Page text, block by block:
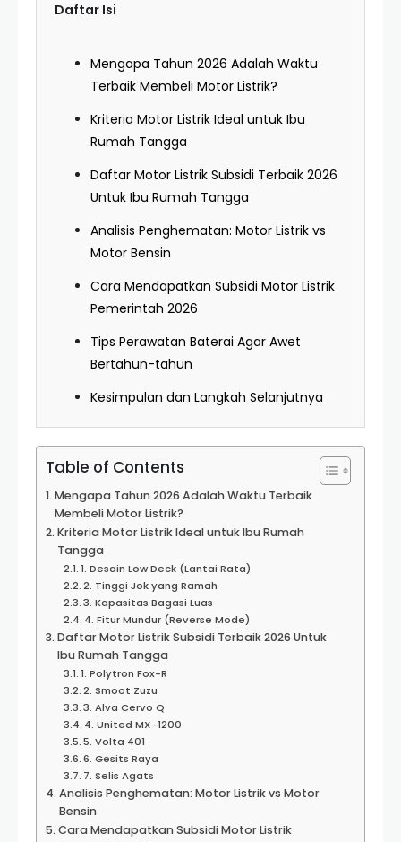
Daftar Isi
Mengapa Tahun 2026 Adalah Waktu
Terbaik Membeli Motor Listrik?
Kriteria Motor Listrik Ideal untuk Ibu
Rumah Tangga
Daftar Motor Listrik Subsidi Terbaik 2026
Untuk Ibu Rumah Tangga
Analisis Penghematan: Motor Listrik vs
Motor Bensin
Cara Mendapatkan Subsidi Motor Listrik
Pemerintah 2026
Tips Perawatan Baterai Agar Awet
Bertahun-tahun
Kesimpulan dan Langkah Selanjutnya
Table of Contents
Mengapa Tahun 2026 Adalah Waktu Terbaik
Membeli Motor Listrik?
Kriteria Motor Listrik Ideal untuk Ibu Rumah
Tangga
1. Desain Low Deck (Lantai Rata)
2. Tinggi Jok yang Ramah
3. Kapasitas Bagasi Luas
4. Fitur Mundur (Reverse Mode)
Daftar Motor Listrik Subsidi Terbaik 2026 Untuk
Ibu Rumah Tangga
1. Polytron Fox-R
2. Smoot Zuzu
3. Alva Cervo Q
4. United MX-1200
5. Volta 401
6. Gesits Raya
7. Selis Agats
Analisis Penghematan: Motor Listrik vs Motor
Bensin
Cara Mendapatkan Subsidi Motor Listrik